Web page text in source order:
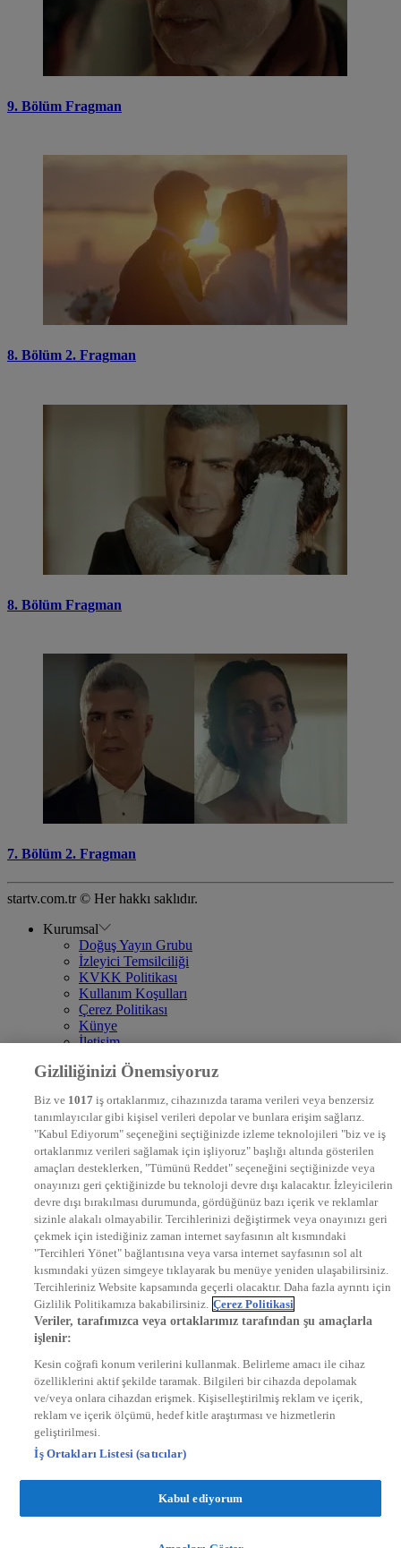
9. Bölüm Fragman
8. Bölüm 2. Fragman
8. Bölüm Fragman
7. Bölüm 2. Fragman
startv.com.tr © Her hakkı saklıdır.
Kurumsal
Doğuş Yayın Grubu
İzleyici Temsilciliği
KVKK Politikası
Kullanım Koşulları
Çerez Politikası
Künye
İletişim
DYG Televizyonlar
STAR
EURO STAR
KRAL POP TV
DYG Radyolar
NTV RADYO
KRAL FM
KRAL POP
EKSEN
VOYAGE
DYG Dijital
ntv.com.tr
ntvspor.net
secim.ntv.com.tr
startv.com.tr
kralmuzik.com.tr
Gizliliğinizi Önemsiyoruz
Biz ve 1017 iş ortaklarımız, cihazınızda tarama verileri veya benzersiz
tanımlayıcılar gibi kişisel verileri depolar ve bunlara erişim sağlarız.
"Kabul Ediyorum" seçeneğini seçtiğinizde izleme teknolojileri "biz ve iş
ortaklarımız verileri sağlamak için işliyoruz" başlığı altında gösterilen
amaçları desteklerken, "Tümünü Reddet" seçeneğini seçtiğinizde veya
onayınızı geri çektiğinizde bu teknoloji devre dışı kalacaktır. İzleyicilerin
devre dışı bırakılması durumunda, gördüğünüz bazı içerik ve reklamlar
sizinle alakalı olmayabilir. Tercihlerinizi değiştirmek veya onayınızı geri
çekmek için istediğiniz zaman internet sayfasının alt kısmındaki
"Tercihleri Yönet" bağlantısına veya varsa internet sayfasının sol alt
kısmındaki yüzen simgeye tıklayarak bu menüye yeniden ulaşabilirsiniz.
Tercihleriniz Website kapsamında geçerli olacaktır. Daha fazla ayrıntı için
Gizlilik Politikamıza bakabilirsiniz. Çerez Politikasi
Veriler, tarafımızca veya ortaklarımız tarafından şu amaçlarla
işlenir:
Kesin coğrafi konum verilerini kullanmak. Belirleme amacı ile cihaz
özelliklerini aktif şekilde taramak. Bilgileri bir cihazda depolamak
ve/veya onlara cihazdan erişmek. Kişiselleştirilmiş reklam ve içerik,
reklam ve içerik ölçümü, hedef kitle araştırması ve hizmetlerin
geliştirilmesi.
İş Ortakları Listesi (satıcılar)
Kabul ediyorum